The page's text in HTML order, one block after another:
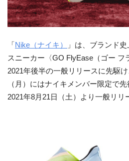
「 Nike（ナイキ）
」は、ブランド
スニーカー〈GO FlyEase（ゴー フ
2021年後半の一般リリースに先駆
（月）にはナイキメンバー限定で
2021年8月21日（土）より一般リリ